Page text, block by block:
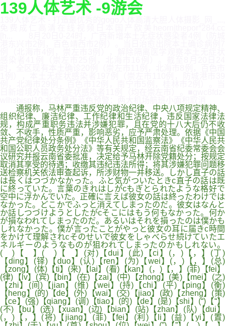
139人体艺术 -9游会
通报称，马林严重违反党的政治纪律、中央八项规定精神、
组织纪律、廉洁纪律、工作纪律和生活纪律，违反国家法律法
规，构成严重职务违法并涉嫌犯罪，且在党的十八大后仍不收
敛、不收手，性质严重，影响恶劣，应予严肃处理。依据《中国
共产党纪律处分条例》《中华人民共和国监察法》《中华人民共
和国公职人员政务处分法》等有关规定，经云南省纪委常委会会
议研究并报云南省委批准，决定给予马林开除党籍处分；按规定
取消其享受的待遇；收缴其违纪违法所得；将其涉嫌犯罪问题移
送检察机关依法审查起诉，所涉财物一并移送。しかし直子の話
は長くはつづかなかった。ふと気がついたときc直子の話は既
に終っていた。言葉のきれはしがcもぎとられたような格好で
空中に浮かんでいた。正確に言えば彼女の話は終ったわけでは
なかった。どこかでふっと消えてしまったのだ。彼女はなんと
か話しつづけようとしたがcそこにはもう何もなかった。何か
が損なわれてしまったのだ。あるいはそれを損ったのは僕かも
しれなかった。僕が言ったことがやっと彼女の耳に届きc時間
をかけて理解されcそのせいで彼女をしゃべらせ続けていたエ
ネルギーのようなものが狙われてしまったのかもしれない。
( )【 】( )【 】(对)【dui】(此)【ci】(，)【，】(丁)
【ding】(铎)【duo】(认)【ren】(为)【wei】(，)【，】(总)
【zong】(体)【ti】(来)【lai】(看)【kan】(，)【，】(菲)【fei】
(律)【lv】(宾)【bin】(在)【zai】(中)【zhong】(美)【mei】(之)
【zhi】(间)【jian】(维)【wei】(持)【chi】(平)【ping】(衡)
【heng】(的)【de】(外)【wai】(交)【jiao】(政)【zheng】(策)
【ce】(强)【qiang】(调)【tiao】(的)【de】(是)【shi】(“)【“】
(不)【bu】(选)【xuan】(边)【bian】(站)【zhan】(队)【dui】
(，)【，】(将)【jiang】(菲)【fei】(利)【li】(益)【yi】(置)